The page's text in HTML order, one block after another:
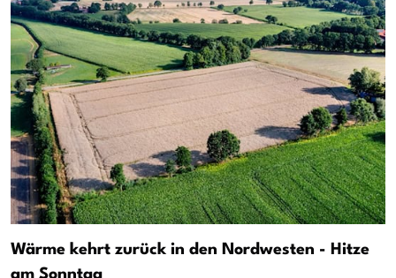
Wärme kehrt zurück in den Nordwesten - Hitze
am Sonntag